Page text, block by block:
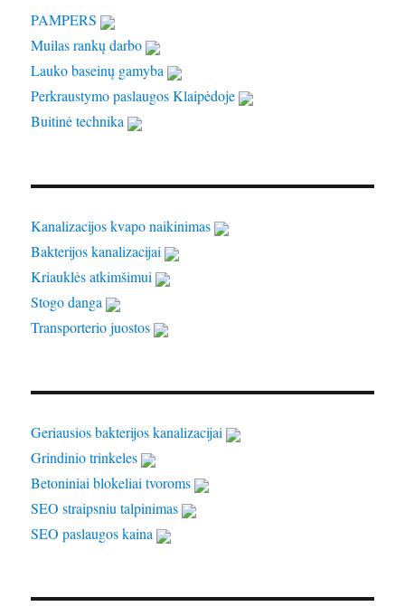
PAMPERS
Muilas rankų darbo
Lauko baseinų gamyba
Perkraustymo paslaugos Klaipėdoje
Buitinė technika
Kanalizacijos kvapo naikinimas
Bakterijos kanalizacijai
Kriauklės atkimšimui
Stogo danga
Transporterio juostos
Geriausios bakterijos kanalizacijai
Grindinio trinkeles
Betoniniai blokeliai tvoroms
SEO straipsniu talpinimas
SEO paslaugos kaina